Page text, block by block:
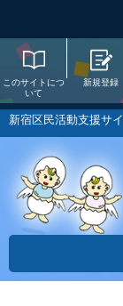
このサイトにつ
いて
新規登録
新宿区民活動支援サ